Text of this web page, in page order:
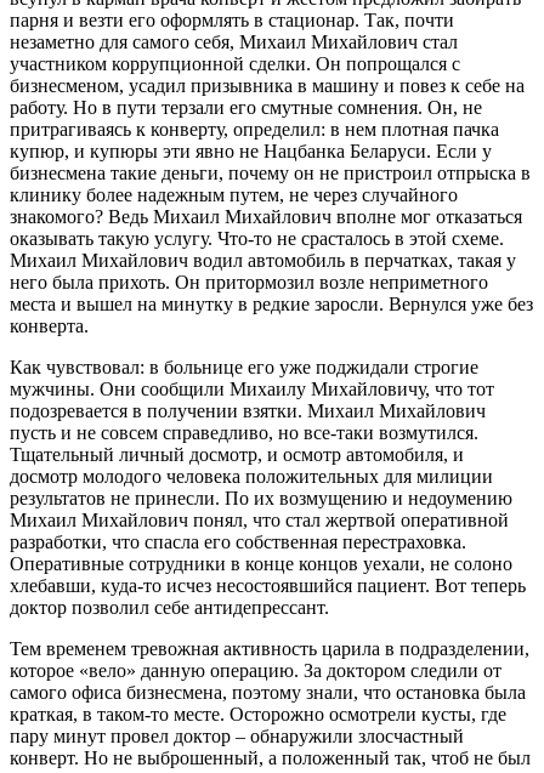
парня и везти его оформлять в стационар. Так, почти
незаметно для самого себя, Михаил Михайлович стал
участником коррупционной сделки. Он попрощался с
бизнесменом, усадил призывника в машину и повез к себе на
работу. Но в пути терзали его смутные сомнения. Он, не
притрагиваясь к конверту, определил: в нем плотная пачка
купюр, и купюры эти явно не Нацбанка Беларуси. Если у
бизнесмена такие деньги, почему он не пристроил отпрыска в
клинику более надежным путем, не через случайного
знакомого? Ведь Михаил Михайлович вполне мог отказаться
оказывать такую услугу. Что-то не срасталось в этой схеме.
Михаил Михайлович водил автомобиль в перчатках, такая у
него была прихоть. Он притормозил возле неприметного
места и вышел на минутку в редкие заросли. Вернулся уже без
конверта.
Как чувствовал: в больнице его уже поджидали строгие
мужчины. Они сообщили Михаилу Михайловичу, что тот
подозревается в получении взятки. Михаил Михайлович
пусть и не совсем справедливо, но все-таки возмутился.
Тщательный личный досмотр, и осмотр автомобиля, и
досмотр молодого человека положительных для милиции
результатов не принесли. По их возмущению и недоумению
Михаил Михайлович понял, что стал жертвой оперативной
разработки, что спасла его собственная перестраховка.
Оперативные сотрудники в конце концов уехали, не солоно
хлебавши, куда-то исчез несостоявшийся пациент. Вот теперь
доктор позволил себе антидепрессант.
Тем временем тревожная активность царила в подразделении,
которое «вело» данную операцию. За доктором следили от
самого офиса бизнесмена, поэтому знали, что остановка была
краткая, в таком-то месте. Осторожно осмотрели кусты, где
пару минут провел доктор – обнаружили злосчастный
конверт. Но не выброшенный, а положенный так, чтоб не был